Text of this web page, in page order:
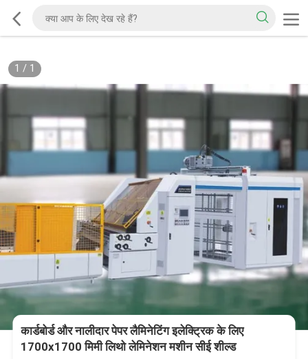
1 / 1
कार्डबोर्ड और नालीदार पेपर लैमिनेटिंग इलेक्ट्रिक के लिए
1700x1700 मिमी लिथो लेमिनेशन मशीन सीई शील्ड